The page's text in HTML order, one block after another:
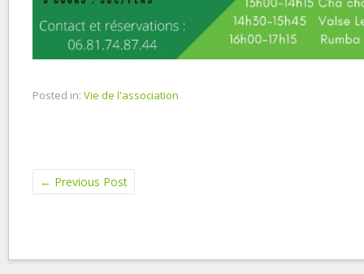
Posted in: Vie de l'association
← Previous Post